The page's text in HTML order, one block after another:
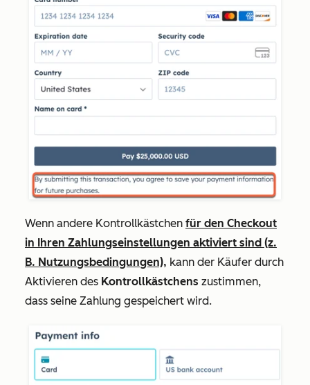
Wenn andere Kontrollkästchen für den Checkout
in Ihren Zahlungseinstellungen aktiviert sind (z.
B. Nutzungsbedingungen), kann der Käufer durch
Aktivieren des Kontrollkästchens zustimmen,
dass seine Zahlung gespeichert wird.